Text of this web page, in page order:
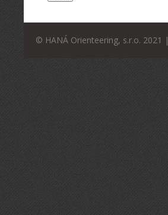
© HANÁ Orienteering, s.r.o. 2021 |